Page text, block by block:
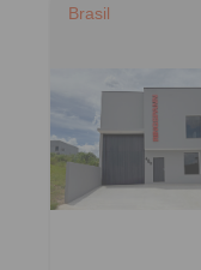
Brasil